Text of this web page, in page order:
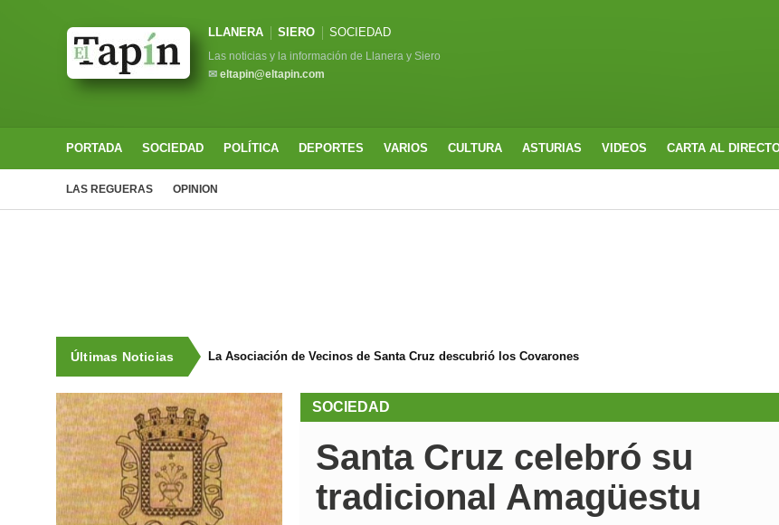
LLANERA SIERO SOCIEDAD
Las noticias y la información de Llanera y Siero
✉ eltapin@eltapin.com
PORTADA SOCIEDAD POLÍTICA DEPORTES VARIOS CULTURA ASTURIAS VIDEOS CARTA AL
LAS REGUERAS OPINION
Últimas Noticias La Asociación de Vecinos de Santa Cruz descubrió los Covarones
SOCIEDAD
Santa Cruz celebró su
tradicional Amagüestu